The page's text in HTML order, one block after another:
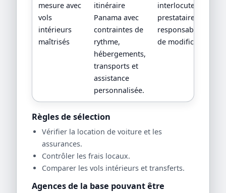
mesure avec
vols
intérieurs
maîtrisés
itinéraire
Panama avec
contraintes de
rythme,
hébergements,
transports et
assistance
personnalisée.
interlocuteur,
prestataires locaux
responsabilités en
de modification.
Règles de sélection
Vérifier la location de voiture et les
assurances.
Contrôler les frais locaux.
Comparer les vols intérieurs et transferts.
Agences de la base pouvant être